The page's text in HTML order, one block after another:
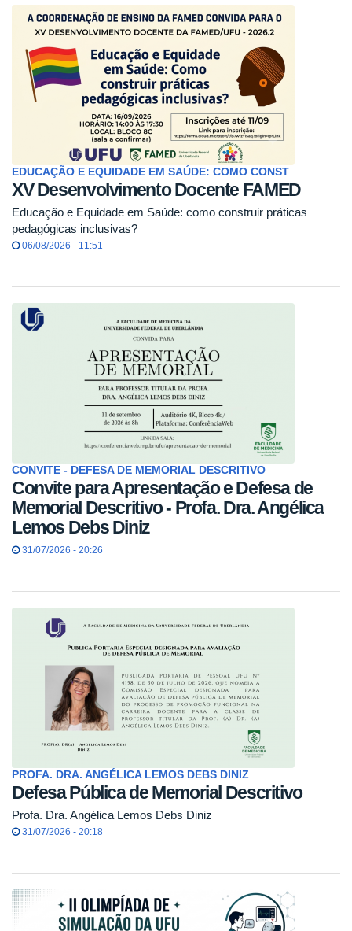
EDUCAÇÃO E EQUIDADE EM SAÚDE: COMO CONST
XV Desenvolvimento Docente FAMED
Educação e Equidade em Saúde: como construir práticas
pedagógicas inclusivas?
06/08/2026 - 11:51
CONVITE - DEFESA DE MEMORIAL DESCRITIVO
Convite para Apresentação e Defesa de
Memorial Descritivo - Profa. Dra. Angélica
Lemos Debs Diniz
31/07/2026 - 20:26
PROFA. DRA. ANGÉLICA LEMOS DEBS DINIZ
Defesa Pública de Memorial Descritivo
Profa. Dra. Angélica Lemos Debs Diniz
31/07/2026 - 20:18